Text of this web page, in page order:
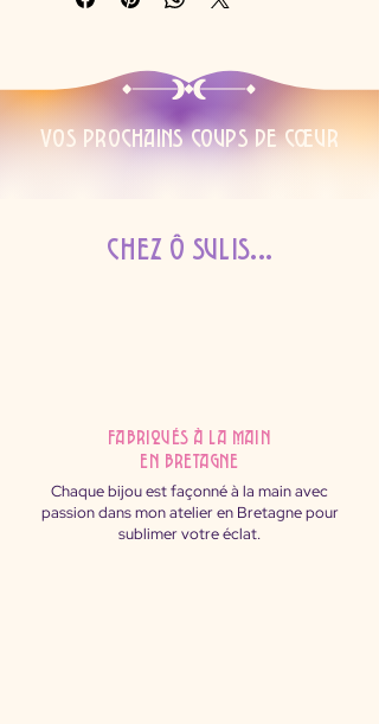
Vos prochains coups de cœur
Chez Ô Sulis...
fabriqués à la main
en Bretagne
Chaque bijou est façonné à la main avec
passion dans mon atelier en Bretagne pour
sublimer votre éclat.